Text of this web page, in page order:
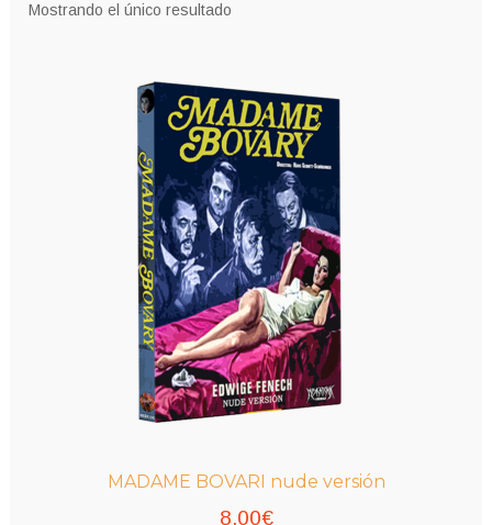
Mostrando el único resultado
MADAME BOVARI nude versión
8,00€